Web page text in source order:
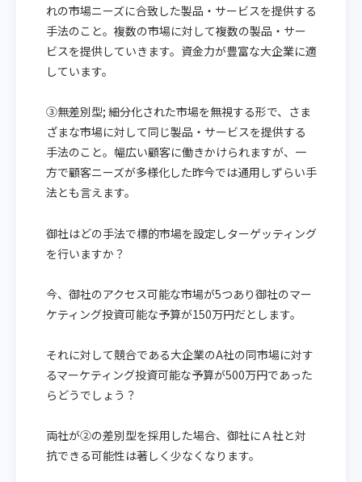
れの市場ニーズに合致した製品・サービスを提供する
手法のこと。複数の市場に対して複数の製品・サー
ビスを提供していきます。資金力が豊富な大企業に適
しています。
③無差別型; 細分化された市場を無視する形で、さま
ざまな市場に対して同じ製品・サービスを提供する
手法のこと。幅広い顧客に働きかけられますが、一
方で顧客ニーズが多様化した昨今では通用しずらい手
法とも言えます。
御社はどの手法で標的市場を設定しターゲッティング
を行いますか？
今、御社のアクセス可能な市場が5つあり御社のマー
ケティング投資可能な予算が150万円だとします。
それに対して競合である大企業のA社の同市場に対す
るマーケティング投資可能な予算が500万円であった
らどうでしょう？
両社が②の差別型を採用した場合、御社にＡ社と対
抗できる可能性は著しく少なくなります。